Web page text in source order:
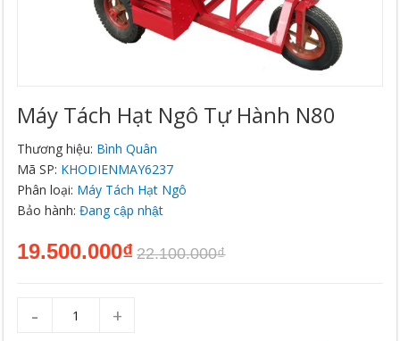
Máy Tách Hạt Ngô Tự Hành N80
Thương hiệu: Bình Quân
Mã SP: KHODIENMAY6237
Phân loại: Máy Tách Hạt Ngô
Bảo hành:Đang cập nhật
19.500.000₫ 22.100.000₫
- +